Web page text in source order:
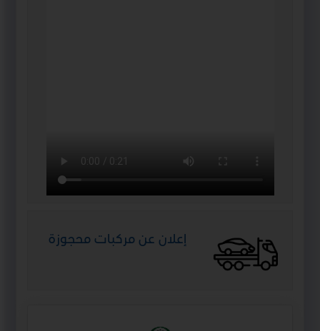
إعلان عن مركبات محجوزة